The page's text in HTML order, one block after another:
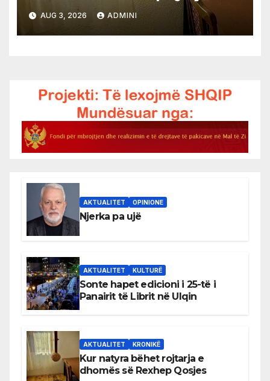
AUG 3, 2026 ADMINI
AKTUALITET OPINIONE
Njerka pa ujë
AKTUALITET KULTURË
Sonte hapet edicioni i 25-të i
Panairit të Librit në Ulqin
AKTUALITET KRONIKË
Kur natyra bëhet rojtarja e
dhomës së Rexhep Qosjes